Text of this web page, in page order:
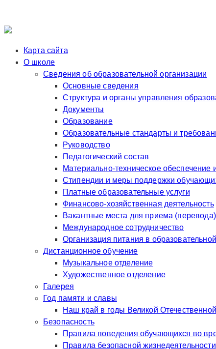
Карта сайта
О школе
Сведения об образовательной организации
Основные сведения
Структура и органы управления
Документы
Образование
Образовательные стандарты и
Руководство
Педагогический состав
Материально-техническое обеспечение
Стипендии и меры поддержки
Платные образовательные услуги
Финансово-хозяйственная деятельность
Вакантные места для приема
Международное сотрудничество
Организация питания в
Дистанционное обучение
Музыкальное отделение
Художественное отделение
Галерея
Год памяти и славы
Наш край в годы Великой
Безопасность
Правила поведения обучающихся во
Правила безопасной жизнедеятельности